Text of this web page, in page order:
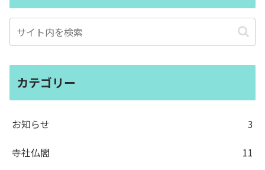
カテゴリー
お知らせ
3
寺社仏閣
11